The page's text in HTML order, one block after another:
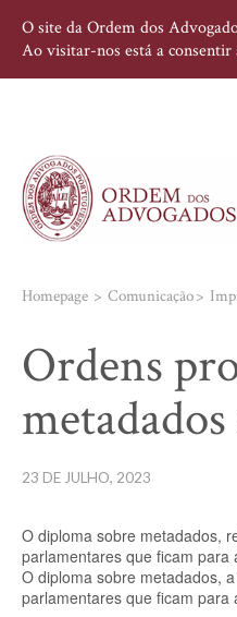
O site da Ordem dos
Ao visitar-nos está a consentir
Homepage Comunicação
Ordens
23 DE JULHO, 2023
O diploma sobre metadados,
parlamentares que ficam para
O diploma sobre metadados,
parlamentares que ficam para